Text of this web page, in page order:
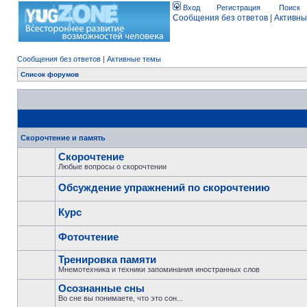
Вход Регистрация Поиск
Сообщения без ответов
Сообщения без ответов | Активные темы
Список форумов
Скорочтение и память
Скорочтение
Любые вопросы о скорочтении
Обсуждение упражнений по скорочтению
Курс
Фоточтение
Тренировка памяти
Мнемотехника и техники запоминания иностранных слов
Осознанные сны
Во сне вы понимаете, что это сон...